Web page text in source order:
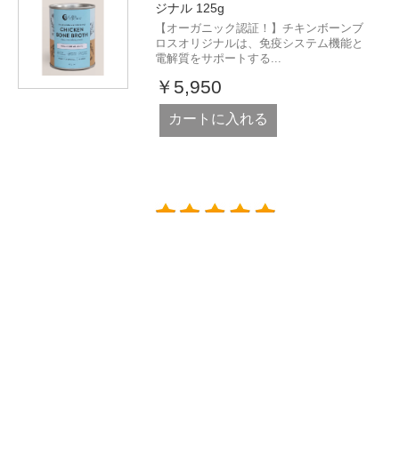
ジナル 125g
【オーガニック認証！】チキンボーンブ
ロスオリジナルは、免疫システム機能と
電解質をサポートする...
￥5,950
カートに入れる